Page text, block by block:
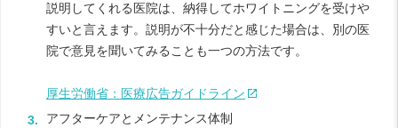
説明してくれる医院は、納得してホワイトニングを受けや
すいと言えます。説明が不十分だと感じた場合は、別の医
院で意見を聞いてみることも一つの方法です。
厚生労働省：医療広告ガイドライン
アフターケアとメンテナンス体制